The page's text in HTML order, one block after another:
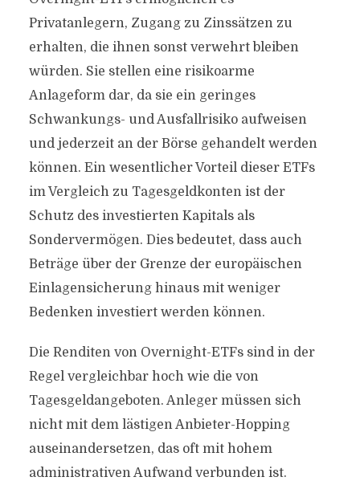
Privatanlegern, Zugang zu Zinssätzen zu
erhalten, die ihnen sonst verwehrt bleiben
würden. Sie stellen eine risikoarme
Anlageform dar, da sie ein geringes
Schwankungs- und Ausfallrisiko aufweisen
und jederzeit an der Börse gehandelt werden
können. Ein wesentlicher Vorteil dieser ETFs
im Vergleich zu Tagesgeldkonten ist der
Schutz des investierten Kapitals als
Sondervermögen. Dies bedeutet, dass auch
Beträge über der Grenze der europäischen
Einlagensicherung hinaus mit weniger
Bedenken investiert werden können.
Die Renditen von Overnight-ETFs sind in der
Regel vergleichbar hoch wie die von
Tagesgeldangeboten. Anleger müssen sich
nicht mit dem lästigen Anbieter-Hopping
auseinandersetzen, das oft mit hohem
administrativen Aufwand verbunden ist.